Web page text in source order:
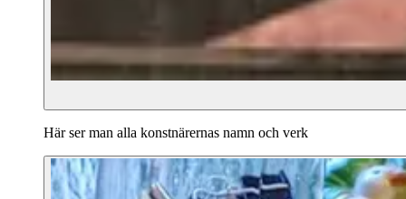
Här ser man alla konstnärernas namn och verk